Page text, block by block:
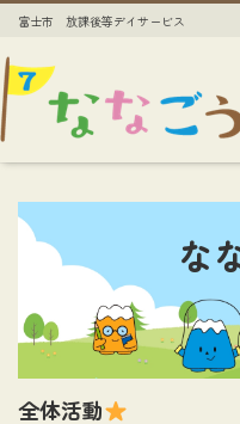
富士市 放課後等デイサービス
な
全体活動